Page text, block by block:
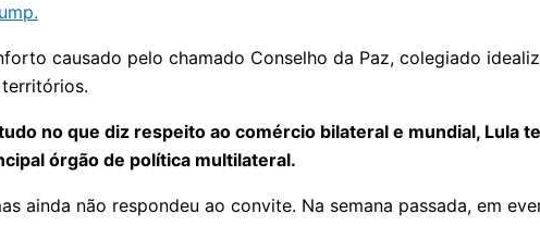
causado pelo chamado Conselho da Paz, colegiado
no que diz respeito ao comércio bilateral e mundial, Lula
órgão de política multilateral.
ainda não respondeu ao convite. Na semana passada, em